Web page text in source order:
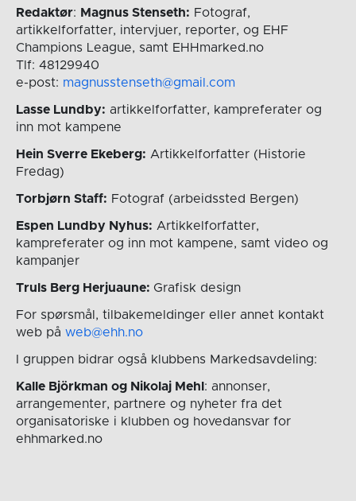
Redaktør: Magnus Stenseth: Fotograf,
artikkelforfatter, intervjuer, reporter, og EHF
Champions League, samt EHHmarked.no
Tlf: 48129940
e-post: magnusstenseth@gmail.com
Lasse Lundby: artikkelforfatter, kampreferater og
inn mot kampene
Hein Sverre Ekeberg: Artikkelforfatter (Historie
Fredag)
Torbjørn Staff: Fotograf (arbeidssted Bergen)
Espen Lundby Nyhus: Artikkelforfatter,
kampreferater og inn mot kampene, samt video og
kampanjer
Truls Berg Herjuaune: Grafisk design
For spørsmål, tilbakemeldinger eller annet kontakt
web på web@ehh.no
I gruppen bidrar også klubbens Markedsavdeling:
Kalle Björkman og Nikolaj Mehl : annonser,
arrangementer, partnere og nyheter fra det
organisatoriske i klubben og hovedansvar for
ehhmarked.no